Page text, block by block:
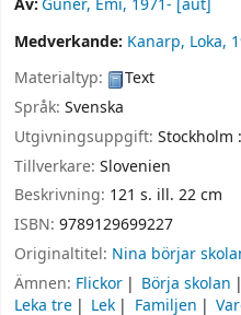
Av:Gunér, Emi, 1971- [aut]
Medverkande: Kanarp, Loka,
Materialtyp:
Text
Språk: Svenska
Utgivningsuppgift: Stockholm :
Tillverkare: Slovenien
Beskrivning: 121 s. ill. 22 cm
ISBN: 9789129699227
Originaltitel: Nina börjar
Ämnen: Flickor Börja skolan
Leka tre
Lek Familjen